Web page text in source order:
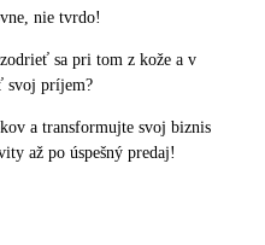
nie tvrdo!
sa pri tom z kože a v
svoj príjem?
a transformujte svoj biznis
až po úspešný predaj!